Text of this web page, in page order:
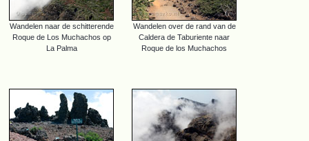
Wandelen naar de schitterende
Roque de Los Muchachos op
La Palma
Wandelen over de rand van de
Caldera de Taburiente naar
Roque de los Muchachos